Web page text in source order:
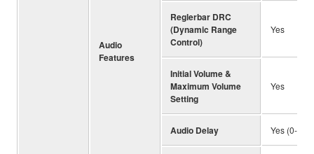
Audio
Features
Reglerbar DRC
(Dynamic Range
Control)
Yes
Initial Volume &
Maximum Volume
Setting
Yes
Audio Delay Yes (0-500